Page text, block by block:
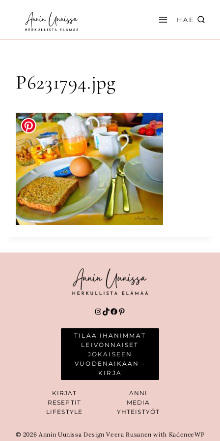
sisältöön
HAE
P6231794.jpg
Instagram
TikTok
Facebook
Pinterest
TILAA IHANIMMAT
LEIVONNAISET
JOKAISEEN
VUODENAIKAAN -
KIRJA
KIRJAT
RESEPTIT
LIFESTYLE
ANNI
MEDIA
YHTEISTYÖT
© 2026 Annin Uunissa Design Veera Rusanen with KadenceWP